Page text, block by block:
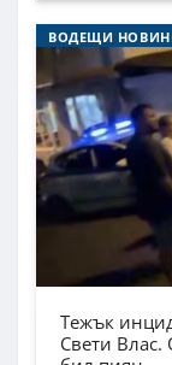
ВОДЕЩИ
Тежък
Свети Влас.